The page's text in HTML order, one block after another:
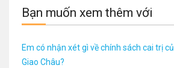
Bạn muốn xem thêm với
Em có nhận xét gì về chính sách cai trị
Giao Châu?